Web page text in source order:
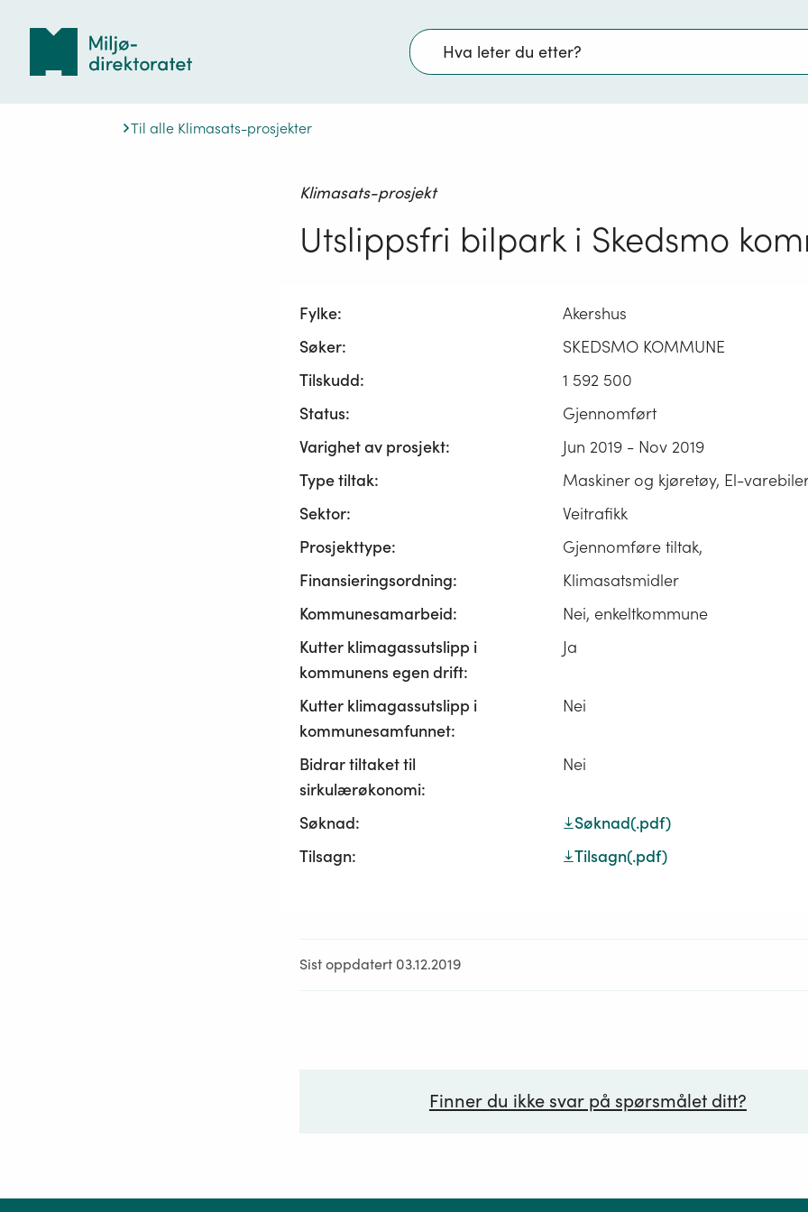
Søk
Til alle Klimasats-prosjekter
Klimasats-prosjekt
Utslippsfri bilpark i Skedsmo
Fylke:
Akershus
Søker:
SKEDSMO KOMMUNE
Tilskudd:
1 592 500
Status:
Gjennomført
Varighet av prosjekt:
Jun 2019 - Nov 2019
Type tiltak:
Maskiner og kjøretøy, El-
Sektor:
Veitrafikk
Prosjekttype:
Gjennomføre tiltak,
Finansieringsordning:
Klimasatsmidler
Kommunesamarbeid:
Nei, enkeltkommune
Kutter klimagassutslipp i
kommunens egen drift:
Ja
Kutter klimagassutslipp i
kommunesamfunnet:
Nei
Bidrar tiltaket til
sirkulærøkonomi:
Nei
Søknad: Søknad(.pdf)
Tilsagn:
Tilsagn(.pdf)
Sist oppdatert 03.12.2019
Finner du ikke svar på spørsmålet ditt?